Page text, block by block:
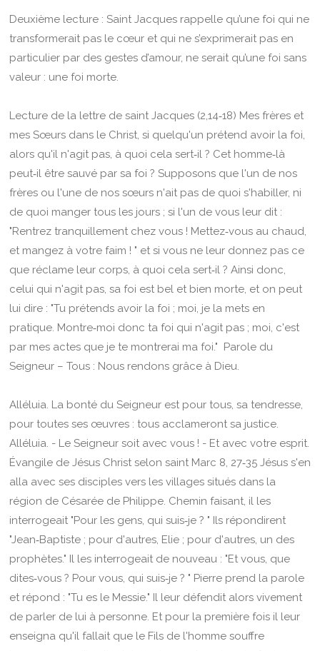
Deuxième lecture : Saint Jacques rappelle qu’une foi qui ne
transformerait pas le cœur et qui ne s’exprimerait pas en
particulier par des gestes d’amour, ne serait qu’une foi sans
valeur : une foi morte.
Lecture de la lettre de saint Jacques (2,14‑18) Mes frères et
mes Sœurs dans le Christ, si quelqu'un prétend avoir la foi,
alors qu'il n'agit pas, à quoi cela sert‑il ? Cet homme‑là
peut‑il être sauvé par sa foi ? Supposons que l'un de nos
frères ou l'une de nos sœurs n'ait pas de quoi s'habiller, ni
de quoi manger tous les jours ; si l'un de vous leur dit :
"Rentrez tranquillement chez vous ! Mettez‑vous au chaud,
et mangez à votre faim ! " et si vous ne leur donnez pas ce
que réclame leur corps, à quoi cela sert‑il ? Ainsi donc,
celui qui n'agit pas, sa foi est bel et bien morte, et on peut
lui dire : "Tu prétends avoir la foi ; moi, je la mets en
pratique. Montre‑moi donc ta foi qui n'agit pas ; moi, c'est
par mes actes que je te montrerai ma foi." Parole du
Seigneur – Tous : Nous rendons grâce à Dieu.
Alléluia. La bonté du Seigneur est pour tous, sa tendresse,
pour toutes ses œuvres : tous acclameront sa justice.
Alléluia. - Le Seigneur soit avec vous ! - Et avec votre esprit.
Évangile de Jésus Christ selon saint Marc 8, 27‑35 Jésus s'en
alla avec ses disciples vers les vil­lages situés dans la
région de Césarée de Philippe. Chemin faisant, il les
interrogeait "Pour les gens, qui suis‑je ? " Ils répondirent
"Jean‑Baptiste ; pour d'autres, Elie ; pour d'autres, un des
prophètes." Il les interrogeait de nouveau : "Et vous, que
dites‑vous ? Pour vous, qui suis‑je ? " Pierre prend la parole
et répond : "Tu es le Messie." Il leur défendit alors vivement
de parler de lui à personne. Et pour la première fois il leur
enseigna qu'il fal­lait que le Fils de l'homme souffre